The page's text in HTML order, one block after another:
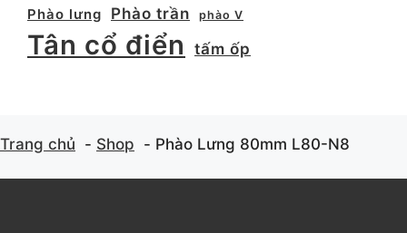
Phào lưng
Phào trần phào V
Tân cổ điển tấm ốp
Trang chủ Shop Phào Lưng 80mm L80-N8